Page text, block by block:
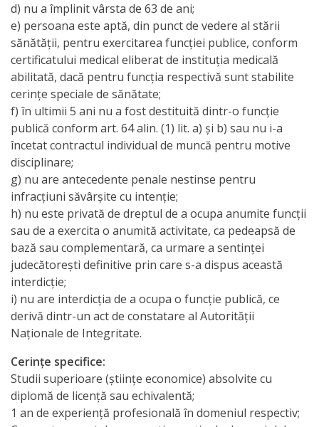
promovat
proba
scrisă
Lista
candidaților
admiși
la
interviu
Lista
candidaților
care
au
promovat
concursul
Condițiile
d) nu a împlinit vârsta de 63 de ani;
e) persoana este aptă, din punct de vedere al stării
sănătăţii, pentru exercitarea funcţiei publice, conform
certificatului medical eliberat de instituţia medicală
abilitată, dacă pentru funcţia respectivă sunt stabilite
cerinţe speciale de sănătate;
f) în ultimii 5 ani nu a fost destituită dintr-o funcţie
publică conform art. 64 alin. (1) lit. a) şi b) sau nu i-a
încetat contractul individual de muncă pentru motive
disciplinare;
g) nu are antecedente penale nestinse pentru
infracţiuni săvârşite cu intenţie;
h) nu este privată de dreptul de a ocupa anumite funcţii
sau de a exercita o anumită activitate, ca pedeapsă de
bază sau complementară, ca urmare a sentinţei
judecătoreşti definitive prin care s-a dispus această
interdicţie;
i) nu are interdicţia de a ocupa o funcţie publică, ce
derivă dintr-un act de constatare al Autorităţii
Naţionale de Integritate.
Cerinţe specifice:
Studii superioare (ştiinţe economice) absolvite cu
diplomă de licenţă sau echivalentă;
1 an de experienţă profesională în domeniul respectiv;